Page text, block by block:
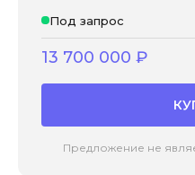
Под запрос
13 700 000 ₽
Предложение не